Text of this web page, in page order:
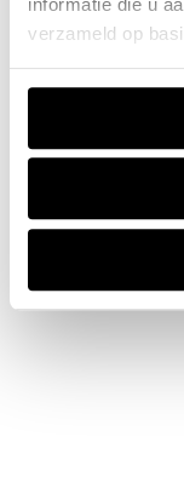
informatie die u
verzameld op